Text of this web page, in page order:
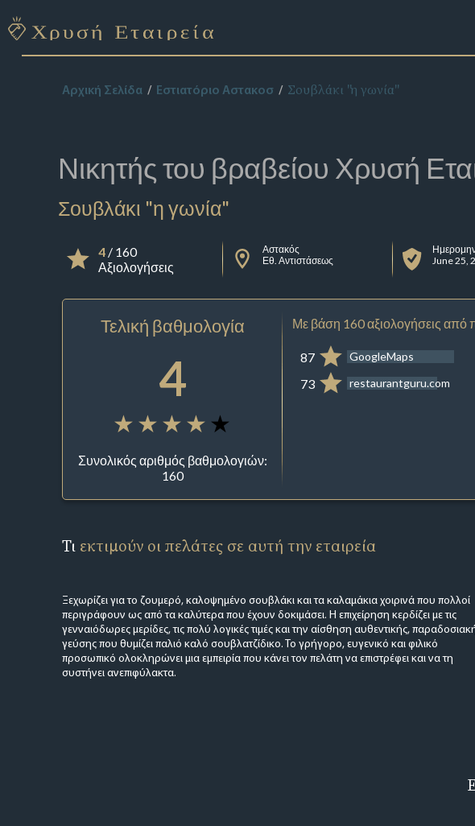
Αρχική Σελίδα Εστιατόριο Αστακοσ Σουβλάκι "η γωνία"
Νικητής του βραβείου Χρυσή
Σουβλάκι "η γωνία"
4/ 160
Αξιολογήσεις
Αστακός
Εθ. Αντιστάσεως
June 25,
Τελική βαθμολογία
4
Συνολικός αριθμός βαθμολογιών:
160
Με βάση 160 αξιολογήσεις από
87 GoogleMaps
73 restaurantguru.com
Τι εκτιμούν οι πελάτες σε αυτή την εταιρεία
Ξεχωρίζει για το ζουμερό, καλοψημένο σουβλάκι και τα καλαμάκια χοιρινά που πολλοί
περιγράφουν ως από τα καλύτερα που έχουν δοκιμάσει. Η επιχείρηση κερδίζει με τις
γενναιόδωρες μερίδες, τις πολύ λογικές τιμές και την αίσθηση αυθεντικής,
γεύσης που θυμίζει παλιό καλό σουβλατζίδικο. Το γρήγορο, ευγενικό και φιλικό
προσωπικό ολοκληρώνει μια εμπειρία που κάνει τον πελάτη να επιστρέφει και να τη
συστήνει ανεπιφύλακτα.